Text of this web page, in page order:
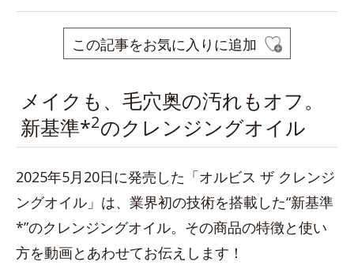
この記事をお気に入りに追加
メイクも、毛穴奥の汚れもオフ。
新基準*2のクレンジングオイル
2025年5月20日に発売した「オルビス ザ クレンジ
ングオイル」は、業界初の技術を搭載した“新基準
*”のクレンジングオイル。その商品の特徴と使い
方を動画とあわせてお伝えします！